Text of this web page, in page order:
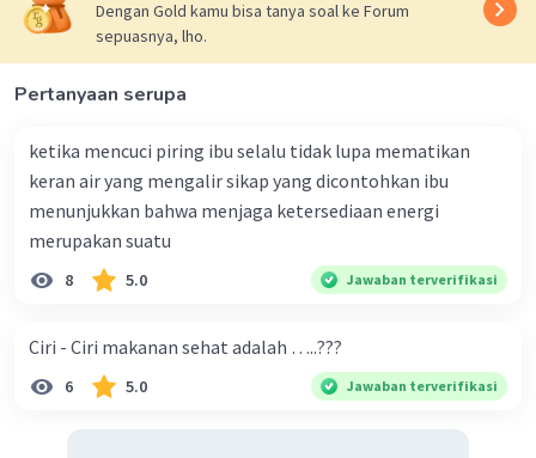
mencari suhu campuran es dan air panas. Setelah
menghitung, suhu campuran diperoleh sebesar 38,75°C.
Jadi, jawaban yang benar adalah (c.) 38,75°C
Thiago P Level 56
C.
Beri Rating
Dengan Gold kamu bisa tanya soal ke Forum
sepuasnya, lho.
Pertanyaan serupa
ketika mencuci piring ibu selalu tidak lupa mematikan
keran air yang mengalir sikap yang dicontohkan ibu
menunjukkan bahwa menjaga ketersediaan energi
merupakan suatu
8 5.0 Jawaban terverifikasi
Ciri - Ciri makanan sehat adalah …..???
6 5.0 Jawaban terverifikasi